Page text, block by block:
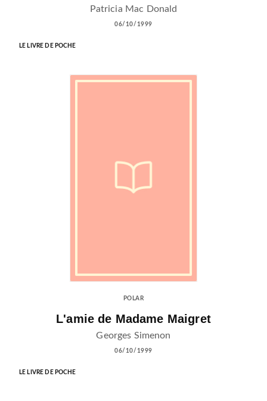
Patricia Mac Donald
06/10/1999
LE LIVRE DE POCHE
POLAR
L'amie de Madame Maigret
Georges Simenon
06/10/1999
LE LIVRE DE POCHE